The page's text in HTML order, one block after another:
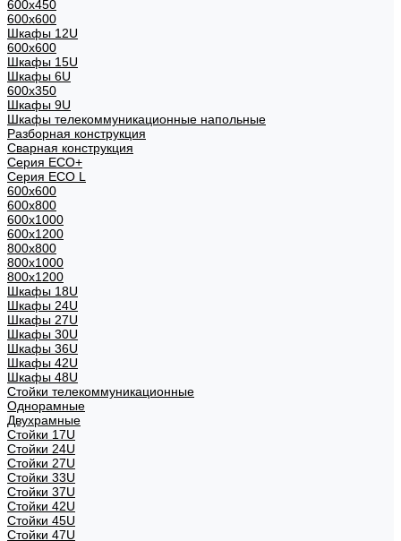
600x450
600x600
Шкафы 12U
600x600
Шкафы 15U
Шкафы 6U
600x350
Шкафы 9U
Шкафы телекоммуникационные напольные
Разборная конструкция
Сварная конструкция
Серия ECO+
Серия ECO L
600x600
600x800
600х1000
600х1200
800x800
800х1000
800х1200
Шкафы 18U
Шкафы 24U
Шкафы 27U
Шкафы 30U
Шкафы 36U
Шкафы 42U
Шкафы 48U
Стойки телекоммуникационные
Однорамные
Двухрамные
Стойки 17U
Стойки 24U
Стойки 27U
Стойки 33U
Стойки 37U
Стойки 42U
Стойки 45U
Стойки 47U